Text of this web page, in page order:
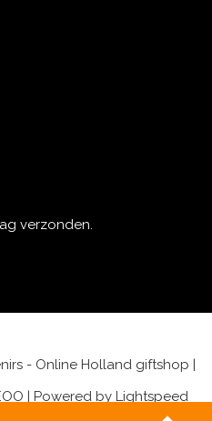
verzonden.
- Online Holland giftshop |
| Powered by Lightspeed